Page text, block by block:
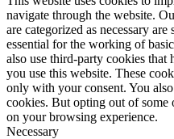
navigate through the website.
are categorized as necessary
essential for the working of
also use third-party cookies that
you use this website. These
only with your consent. You
cookies. But opting out of some
on your browsing experience.
Necessary